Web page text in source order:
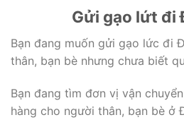
Gửi gạo lứt đi
Bạn đang muốn gửi gạo lức đi
thân, bạn bè nhưng chưa biết
Bạn đang tìm đơn vị vận
hàng cho người thân, bạn bè ở